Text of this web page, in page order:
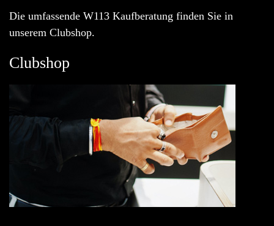
Die umfassende W113 Kaufberatung finden Sie in
unserem Clubshop.
Clubshop